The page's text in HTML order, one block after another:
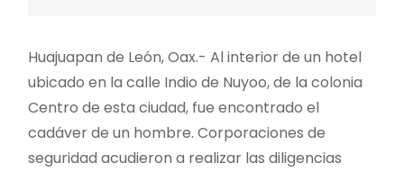
Huajuapan de León, Oax.- Al interior de un hotel
ubicado en la calle Indio de Nuyoo, de la colonia
Centro de esta ciudad, fue encontrado el
cadáver de un hombre. Corporaciones de
seguridad acudieron a realizar las diligencias